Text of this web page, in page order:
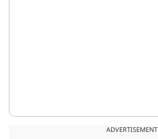
ADVERTISEMENT